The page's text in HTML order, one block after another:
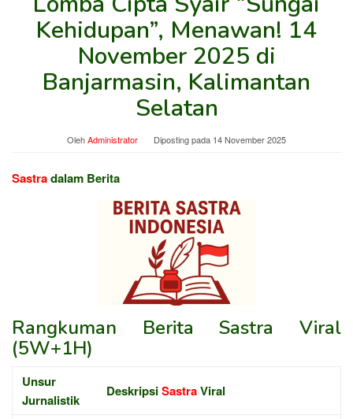
Kehidupan”, Menawan! 14
November 2025 di
Banjarmasin, Kalimantan
Selatan
OlehAdministrator Diposting pada 14 November 2025
Sastradalam Berita
Rangkuman Berita Sastra Viral
(5W+1H)
Unsur
Jurnalistik
DeskripsiSastraViral